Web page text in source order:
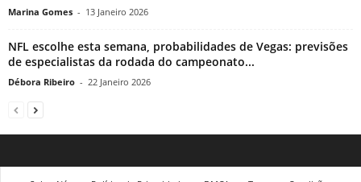
Marina Gomes - 13 Janeiro 2026
NFL escolhe esta semana, probabilidades de Vegas: previsões
de especialistas da rodada do campeonato...
Débora Ribeiro - 22 Janeiro 2026